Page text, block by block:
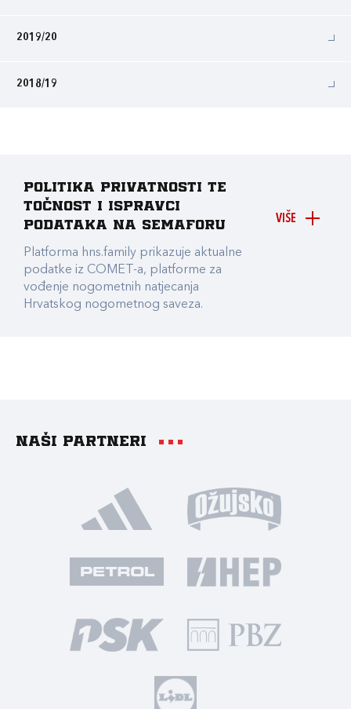
2019/20
2018/19
VIŠE
Politika privatnosti te
točnost i ispravci
podataka na Semaforu
Platforma hns.family prikazuje aktualne
podatke iz COMET-a, platforme za
vođenje nogometnih natjecanja
Hrvatskog nogometnog saveza.
Naši partneri